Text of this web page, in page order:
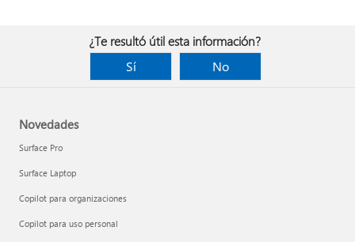
¿Te resultó útil esta información?
Sí
No
Novedades
Surface Pro
Surface Laptop
Copilot para organizaciones
Copilot para uso personal